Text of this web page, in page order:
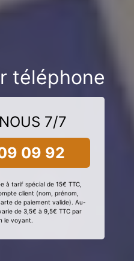
téléphone
7/7
09 92
à tarif spécial de 15€ TTC,
client (nom, prénom,
de paiement valide). Au-
de 3,5€ à 9,5€ TTC par
le voyant.